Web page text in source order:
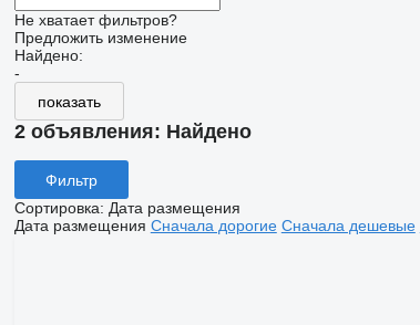
Не хватает фильтров?
Предложить изменение
Найдено:
-
показать
2 объявления: Найдено
Фильтр
Сортировка: Дата размещения
Дата размещения Сначала дорогие Сначала дешевые